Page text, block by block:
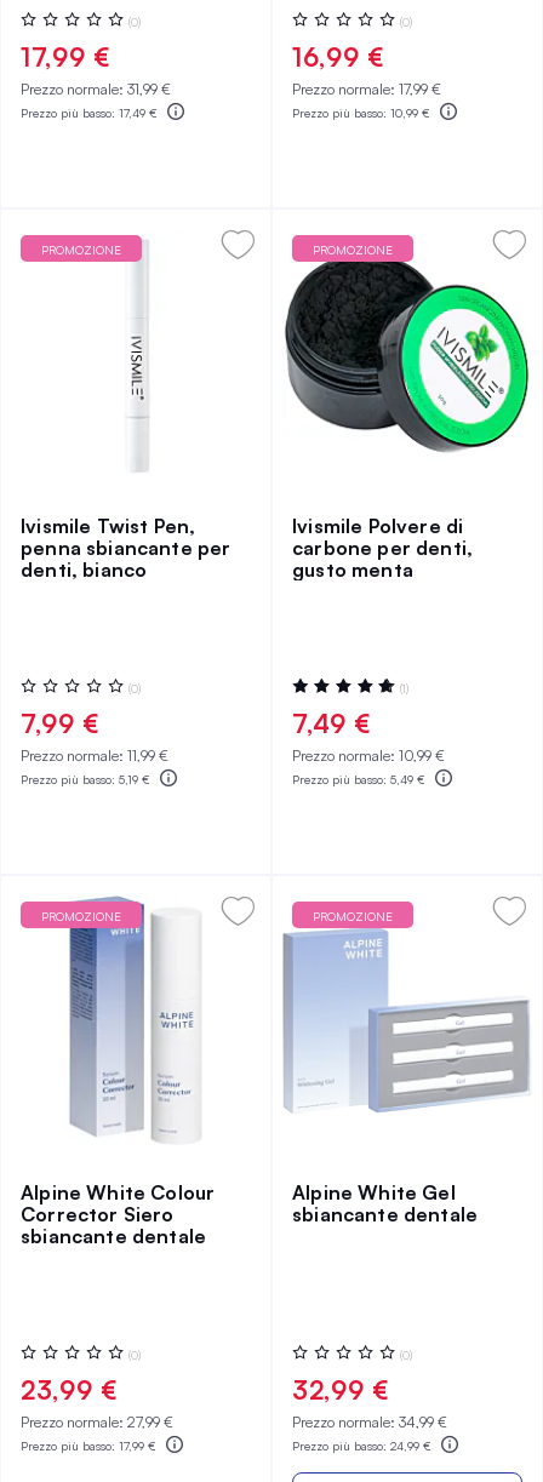
Valutazione:
0%
(0)
17,99 €
Prezzo normale: 31,99 €
Prezzo più basso: 17,49 €
Valutazione:
0%
(0)
16,99 €
Prezzo normale: 17,99 €
Prezzo più basso: 10,99 €
PROMOZIONE
Ivismile Twist Pen,
penna sbiancante per
denti, bianco
Valutazione:
0%
(0)
7,99 €
Prezzo normale: 11,99 €
Prezzo più basso: 5,19 €
PROMOZIONE
Ivismile Polvere di
carbone per denti,
gusto menta
Valutazione:
100%
(1)
7,49 €
Prezzo normale: 10,99 €
Prezzo più basso: 5,49 €
PROMOZIONE
Alpine White Colour
Corrector Siero
sbiancante dentale
Valutazione:
0%
(0)
23,99 €
Prezzo normale: 27,99 €
Prezzo più basso: 17,99 €
PROMOZIONE
Alpine White Gel
sbiancante dentale
Valutazione:
0%
(0)
32,99 €
Prezzo normale: 34,99 €
Prezzo più basso: 24,99 €